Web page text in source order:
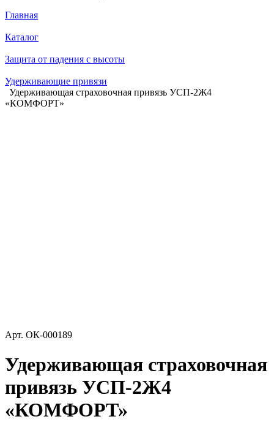
Главная
Каталог
Защита от падения с высоты
Удерживающие привязи
Удерживающая страховочная привязь УСП-2Ж4
«КОМФОРТ»
Арт. ОК-000189
Удерживающая страховочная
привязь УСП-2Ж4
«КОМФОРТ»